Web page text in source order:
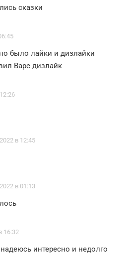
сказки
было лайки и дизлайки
Варе дизлайк
в 12:45
в 01:13
16:32
интересно и недолго